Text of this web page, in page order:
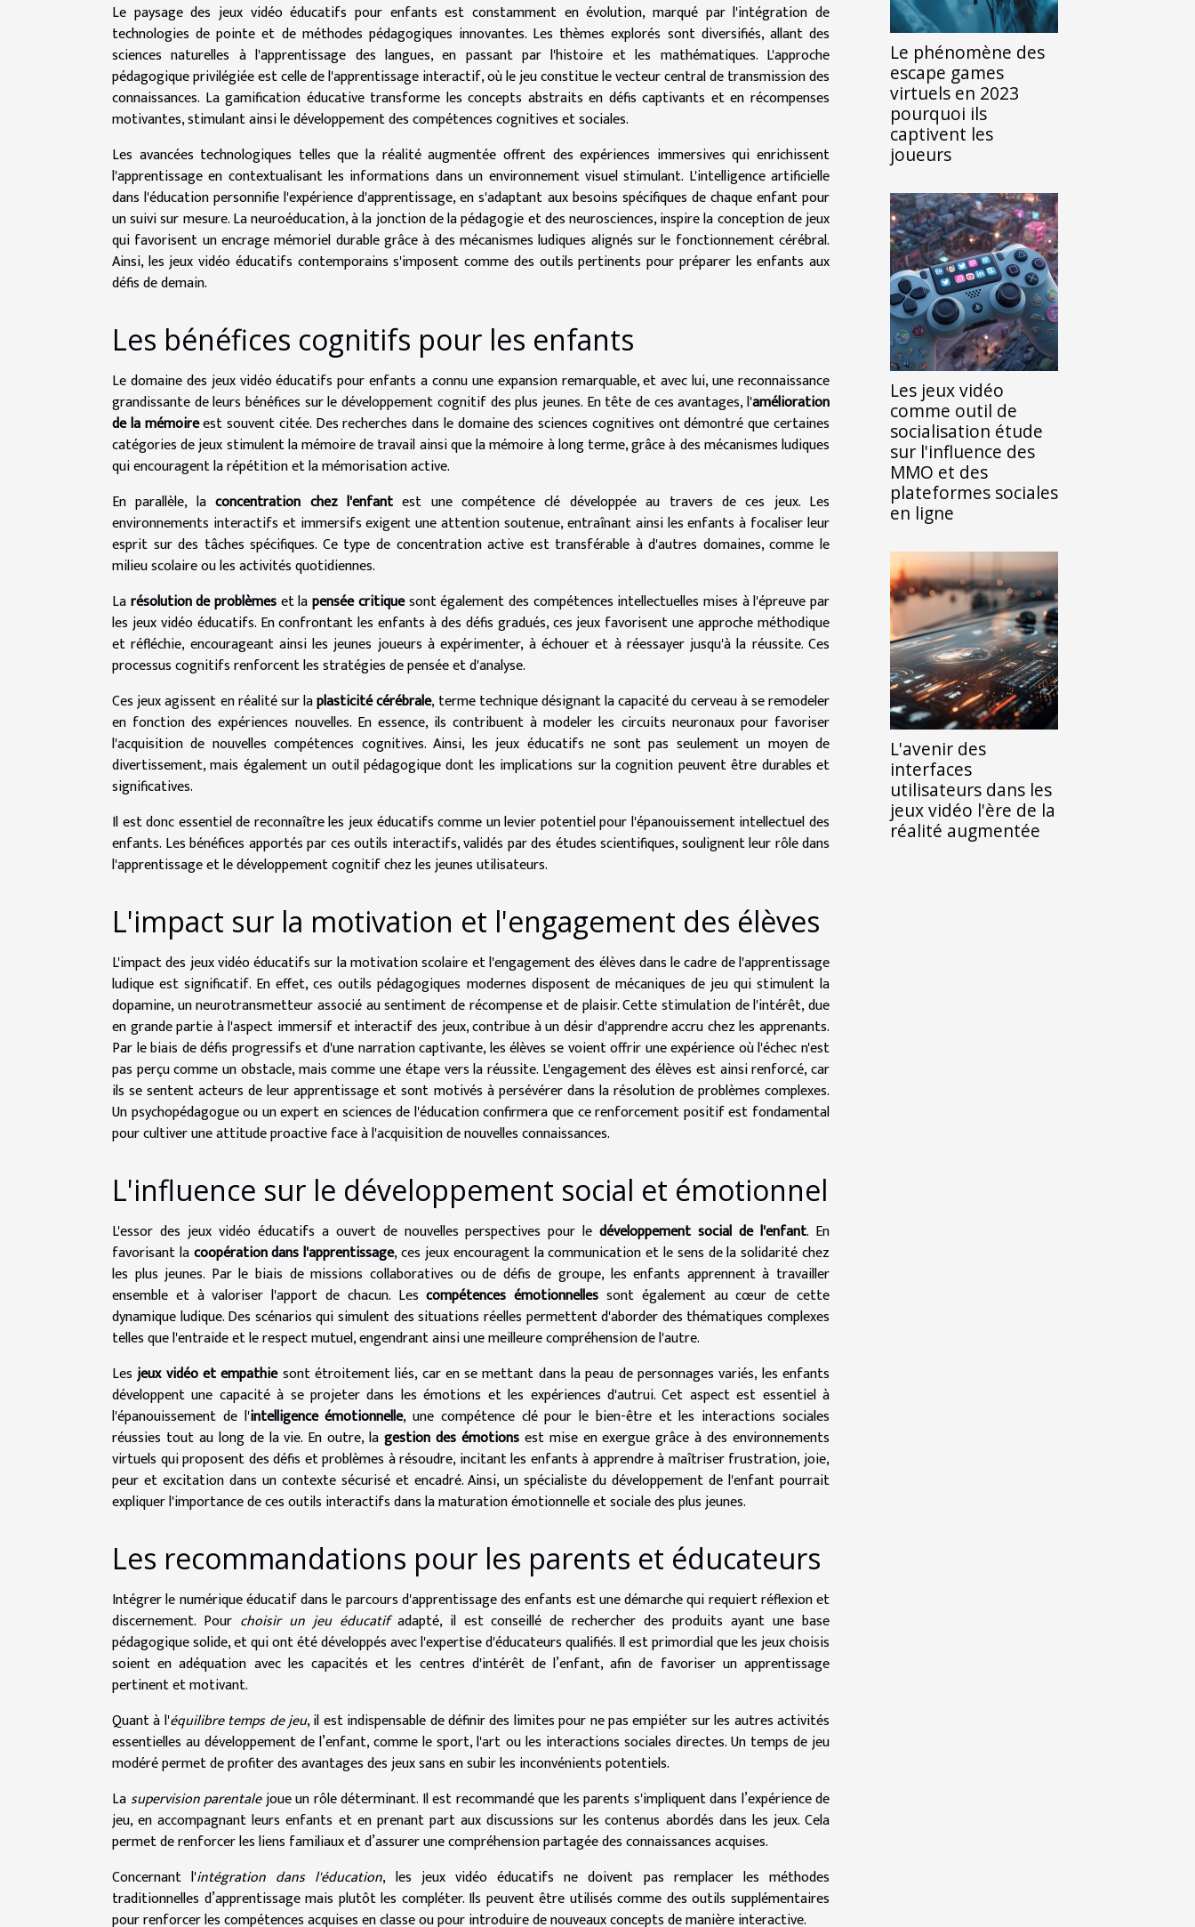
Le paysage des jeux vidéo éducatifs pour enfants est constamment en évolution, marqué par l'intégration de
technologies de pointe et de méthodes pédagogiques innovantes. Les thèmes explorés sont diversifiés, allant des
sciences naturelles à l'apprentissage des langues, en passant par l'histoire et les mathématiques. L'approche
pédagogique privilégiée est celle de l'apprentissage interactif, où le jeu constitue le vecteur central de transmission des
connaissances. La gamification éducative transforme les concepts abstraits en défis captivants et en récompenses
motivantes, stimulant ainsi le développement des compétences cognitives et sociales.
Les avancées technologiques telles que la réalité augmentée offrent des expériences immersives qui enrichissent
l'apprentissage en contextualisant les informations dans un environnement visuel stimulant. L'intelligence artificielle
dans l'éducation personnifie l'expérience d'apprentissage, en s'adaptant aux besoins spécifiques de chaque enfant pour
un suivi sur mesure. La neuroéducation, à la jonction de la pédagogie et des neurosciences, inspire la conception de jeux
qui favorisent un encrage mémoriel durable grâce à des mécanismes ludiques alignés sur le fonctionnement cérébral.
Ainsi, les jeux vidéo éducatifs contemporains s'imposent comme des outils pertinents pour préparer les enfants aux
défis de demain.
Les bénéfices cognitifs pour les enfants
Le domaine des jeux vidéo éducatifs pour enfants a connu une expansion remarquable, et avec lui, une reconnaissance
grandissante de leurs bénéfices sur le développement cognitif des plus jeunes. En tête de ces avantages, l'amélioration
de la mémoireest souvent citée. Des recherches dans le domaine des sciences cognitives ont démontré que certaines
catégories de jeux stimulent la mémoire de travail ainsi que la mémoire à long terme, grâce à des mécanismes ludiques
qui encouragent la répétition et la mémorisation active.
En parallèle, laconcentration chez l'enfantest une compétence clé développée au travers de ces jeux. Les
environnements interactifs et immersifs exigent une attention soutenue, entraînant ainsi les enfants à focaliser leur
esprit sur des tâches spécifiques. Ce type de concentration active est transférable à d'autres domaines, comme le
milieu scolaire ou les activités quotidiennes.
Larésolution de problèmeset lapensée critiquesont également des compétences intellectuelles mises à l'épreuve par
les jeux vidéo éducatifs. En confrontant les enfants à des défis gradués, ces jeux favorisent une approche méthodique
et réfléchie, encourageant ainsi les jeunes joueurs à expérimenter, à échouer et à réessayer jusqu'à la réussite. Ces
processus cognitifs renforcent les stratégies de pensée et d'analyse.
Ces jeux agissent en réalité sur laplasticité cérébrale, terme technique désignant la capacité du cerveau à se remodeler
en fonction des expériences nouvelles. En essence, ils contribuent à modeler les circuits neuronaux pour favoriser
l'acquisition de nouvelles compétences cognitives. Ainsi, les jeux éducatifs ne sont pas seulement un moyen de
divertissement, mais également un outil pédagogique dont les implications sur la cognition peuvent être durables et
significatives.
Il est donc essentiel de reconnaître les jeux éducatifs comme un levier potentiel pour l'épanouissement intellectuel des
enfants. Les bénéfices apportés par ces outils interactifs, validés par des études scientifiques, soulignent leur rôle dans
l'apprentissage et le développement cognitif chez les jeunes utilisateurs.
L'impact sur la motivation et l'engagement des élèves
L'impact des jeux vidéo éducatifs sur la motivation scolaire et l'engagement des élèves dans le cadre de l'apprentissage
ludique est significatif. En effet, ces outils pédagogiques modernes disposent de mécaniques de jeu qui stimulent la
dopamine, un neurotransmetteur associé au sentiment de récompense et de plaisir. Cette stimulation de l'intérêt, due
en grande partie à l'aspect immersif et interactif des jeux, contribue à un désir d'apprendre accru chez les apprenants.
Par le biais de défis progressifs et d'une narration captivante, les élèves se voient offrir une expérience où l'échec n'est
pas perçu comme un obstacle, mais comme une étape vers la réussite. L'engagement des élèves est ainsi renforcé, car
ils se sentent acteurs de leur apprentissage et sont motivés à persévérer dans la résolution de problèmes complexes.
Un psychopédagogue ou un expert en sciences de l'éducation confirmera que ce renforcement positif est fondamental
pour cultiver une attitude proactive face à l'acquisition de nouvelles connaissances.
L'influence sur le développement social et émotionnel
L'essor des jeux vidéo éducatifs a ouvert de nouvelles perspectives pour ledéveloppement social de l'enfant. En
favorisant lacoopération dans l'apprentissage, ces jeux encouragent la communication et le sens de la solidarité chez
les plus jeunes. Par le biais de missions collaboratives ou de défis de groupe, les enfants apprennent à travailler
ensemble et à valoriser l'apport de chacun. Lescompétences émotionnelles sont également au cœur de cette
dynamique ludique. Des scénarios qui simulent des situations réelles permettent d'aborder des thématiques complexes
telles que l'entraide et le respect mutuel, engendrant ainsi une meilleure compréhension de l'autre.
Lesjeux vidéo et empathiesont étroitement liés, car en se mettant dans la peau de personnages variés, les enfants
développent une capacité à se projeter dans les émotions et les expériences d'autrui. Cet aspect est essentiel à
l'épanouissement de l'intelligence émotionnelle, une compétence clé pour le bien-être et les interactions sociales
réussies tout au long de la vie. En outre, la gestion des émotionsest mise en exergue grâce à des environnements
virtuels qui proposent des défis et problèmes à résoudre, incitant les enfants à apprendre à maîtriser frustration, joie,
peur et excitation dans un contexte sécurisé et encadré. Ainsi, un spécialiste du développement de l'enfant pourrait
expliquer l'importance de ces outils interactifs dans la maturation émotionnelle et sociale des plus jeunes.
Les recommandations pour les parents et éducateurs
Intégrer le numérique éducatif dans le parcours d'apprentissage des enfants est une démarche qui requiert réflexion et
discernement. Pour choisir un jeu éducatifadapté, il est conseillé de rechercher des produits ayant une base
pédagogique solide, et qui ont été développés avec l'expertise d'éducateurs qualifiés. Il est primordial que les jeux choisis
soient en adéquation avec les capacités et les centres d'intérêt de l’enfant, afin de favoriser un apprentissage
pertinent et motivant.
Quant à l'équilibre temps de jeu, il est indispensable de définir des limites pour ne pas empiéter sur les autres activités
essentielles au développement de l’enfant, comme le sport, l'art ou les interactions sociales directes. Un temps de jeu
modéré permet de profiter des avantages des jeux sans en subir les inconvénients potentiels.
Lasupervision parentalejoue un rôle déterminant. Il est recommandé que les parents s'impliquent dans l’expérience de
jeu, en accompagnant leurs enfants et en prenant part aux discussions sur les contenus abordés dans les jeux. Cela
permet de renforcer les liens familiaux et d’assurer une compréhension partagée des connaissances acquises.
Concernant l'intégration dans l'éducation, les jeux vidéo éducatifs ne doivent pas remplacer les méthodes
traditionnelles d’apprentissage mais plutôt les compléter. Ils peuvent être utilisés comme des outils supplémentaires
pour renforcer les compétences acquises en classe ou pour introduire de nouveaux concepts de manière interactive.
Le phénomène des
escape games
virtuels en 2023
pourquoi ils
captivent les
joueurs
Les jeux vidéo
comme outil de
socialisation étude
sur l'influence des
MMO et des
plateformes sociales
en ligne
L'avenir des
interfaces
utilisateurs dans les
jeux vidéo l'ère de la
réalité augmentée